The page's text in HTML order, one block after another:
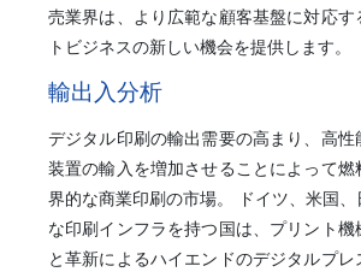
売業界は、より広範な顧客基盤に対応す
トビジネスの新しい機会を提供します。
輸出入分析
デジタル印刷の輸出需要の高まり、高
装置の輸入を増加させることによって
界的な商業印刷の市場。 ドイツ、米国
な印刷インフラを持つ国は、プリント機
と革新によるハイエンドのデジタルプ